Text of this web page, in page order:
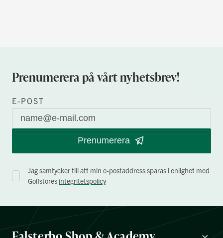
Prenumerera på vårt nyhetsbrev!
E-POST
Prenumerera
Jag samtycker till att min e-postaddress sparas i enlighet med
Golfstores integritetspolicy